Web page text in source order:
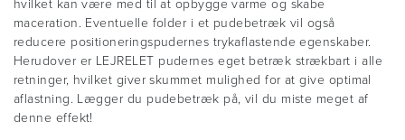
hvilket kan være med til at opbygge varme og skabe
maceration. Eventuelle folder i et pudebetræk vil også
reducere positioneringspudernes trykaflastende egenskaber.
Herudover er LEJRELET pudernes eget betræk strækbart i alle
retninger, hvilket giver skummet mulighed for at give optimal
aflastning. Lægger du pudebetræk på, vil du miste meget af
denne effekt!